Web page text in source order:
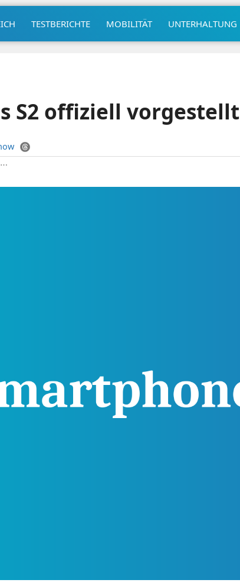
TESTBERICHTE MOBILITÄT UNTERHALTUNG
S2 offiziell vorgestellt
⋯